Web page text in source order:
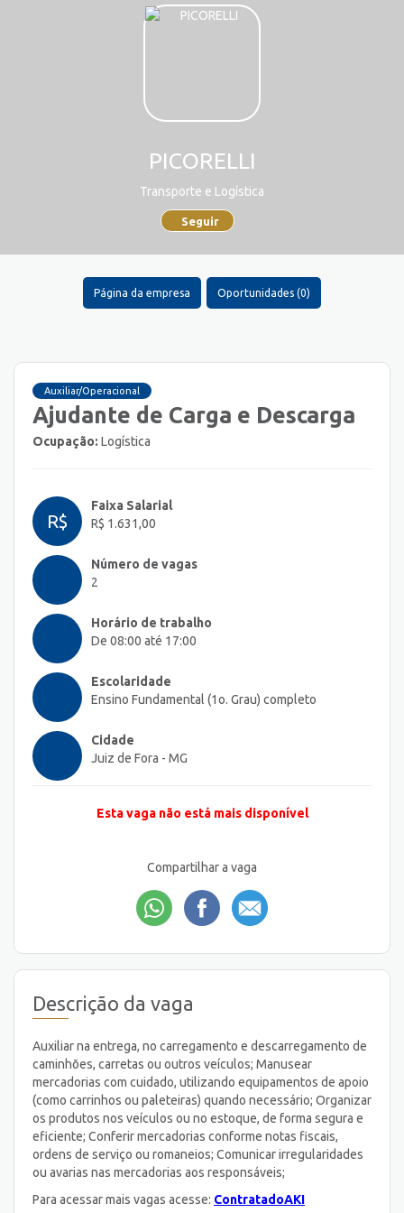
PICORELLI
Transporte e Logística
Seguir
Página da empresa Oportunidades (0)
Auxiliar/Operacional
Ajudante de Carga e Descarga
Ocupação: Logística
R$
Faixa Salarial
R$ 1.631,00
Número de vagas
2
Horário de trabalho
De 08:00 até 17:00
Escolaridade
Ensino Fundamental (1o. Grau) completo
Cidade
Juiz de Fora - MG
Esta vaga não está mais disponível
Compartilhar a vaga
Descrição da vaga
Auxiliar na entrega, no carregamento e descarregamento de
caminhões, carretas ou outros veículos; Manusear
mercadorias com cuidado, utilizando equipamentos de apoio
(como carrinhos ou paleteiras) quando necessário; Organizar
os produtos nos veículos ou no estoque, de forma segura e
eficiente; Conferir mercadorias conforme notas fiscais,
ordens de serviço ou romaneios; Comunicar irregularidades
ou avarias nas mercadorias aos responsáveis;
Para acessar mais vagas acesse: ContratadoAKI